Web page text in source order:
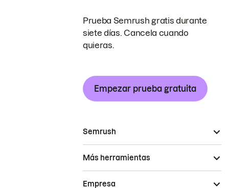
Prueba Semrush gratis durante
siete días. Cancela cuando
quieras.
Empezar prueba gratuita
Semrush
Más herramientas
Empresa